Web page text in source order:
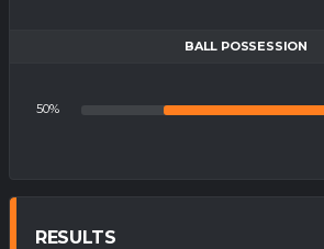
BALL POSSESSION
50%
RESULTS